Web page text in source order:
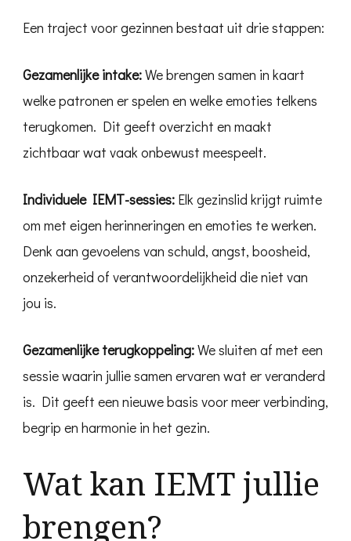
Een traject voor gezinnen bestaat uit drie stappen:
Gezamenlijke intake:We brengen samen in kaart
welke patronen er spelen en welke emoties telkens
terugkomen. Dit geeft overzicht en maakt
zichtbaar wat vaak onbewust meespeelt.
Individuele IEMT-sessies: Elk gezinslid krijgt ruimte
om met eigen herinneringen en emoties te werken.
Denk aan gevoelens van schuld, angst, boosheid,
onzekerheid of verantwoordelijkheid die niet van
jou is.
Gezamenlijke terugkoppeling:We sluiten af met een
sessie waarin jullie samen ervaren wat er veranderd
is. Dit geeft een nieuwe basis voor meer verbinding,
begrip en harmonie in het gezin.
Wat kan IEMT jullie
brengen?